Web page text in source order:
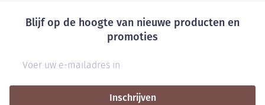
Blijf op de hoogte van nieuwe producten en
promoties
Inschrijven